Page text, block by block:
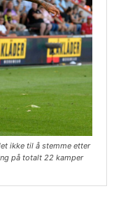
ikke til å stemme etter
på totalt 22 kamper